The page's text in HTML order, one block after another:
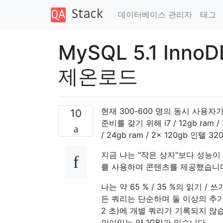
데이터베이스 관리자 태그
MySQL 5.1
제온로드
10
현재 300-600 명의 동시 사용자
준비를 갖기 위해 i7 / 12gb
/ 24gb ram / 2x 120gb 인텔
지금 나는 "작은 상자"보다 성능
를 사용하여 콘텐츠를 제공했습니
나는 약 65 % / 35 %의 읽기 / 쓰
든 쿼리는 단순하며 둘 이상의 추
2 초)에 개별 쿼리가 기록되지 않